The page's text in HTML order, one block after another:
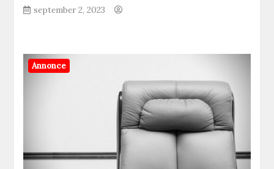
september 2, 2023
Annonce